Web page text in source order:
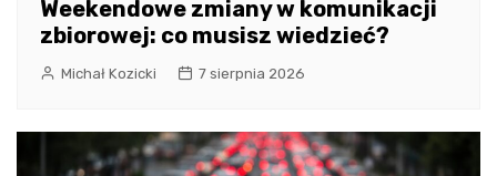
Weekendowe zmiany w komunikacji
zbiorowej: co musisz wiedzieć?
Michał Kozicki 7 sierpnia 2026